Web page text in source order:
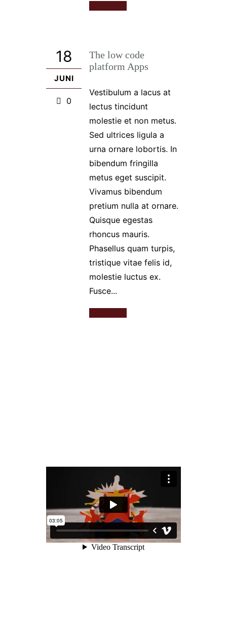
18
JUNI
0
The low code
platform Apps
Vestibulum a lacus at
lectus tincidunt
molestie et non metus.
Sed ultrices ligula a
urna ornare lobortis. In
bibendum fringilla
metus eget suscipit.
Vivamus bibendum
pretium nulla at ornare.
Quisque egestas
rhoncus mauris.
Phasellus quam turpis,
tristique vitae felis id,
molestie luctus ex.
Fusce...